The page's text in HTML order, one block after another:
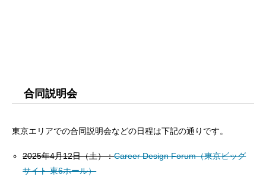
合同説明会
東京エリアでの合同説明会などの日程は下記の通りです。
2025年4月12日（土）：Career Design Forum（東京ビッグ
サイト 東6ホール）